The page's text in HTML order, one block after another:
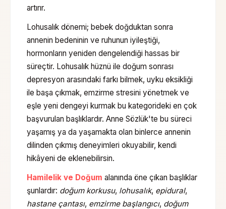
artırır.
Lohusalık dönemi; bebek doğduktan sonra
annenin bedeninin ve ruhunun iyileştiği,
hormonların yeniden dengelendiği hassas bir
süreçtir. Lohusalık hüznü ile doğum sonrası
depresyon arasındaki farkı bilmek, uyku eksikliği
ile başa çıkmak, emzirme stresini yönetmek ve
eşle yeni dengeyi kurmak bu kategorideki en çok
başvurulan başlıklardır. Anne Sözlük'te bu süreci
yaşamış ya da yaşamakta olan binlerce annenin
dilinden çıkmış deneyimleri okuyabilir, kendi
hikâyeni de eklenebilirsin.
Hamilelik ve Doğum alanında öne çıkan başlıklar
şunlardır: doğum korkusu, lohusalık, epidural,
hastane çantası, emzirme başlangıcı, doğum